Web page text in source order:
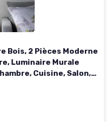
Bois, 2 Pièces Moderne
Luminaire Murale
Cuisine, Salon,
2